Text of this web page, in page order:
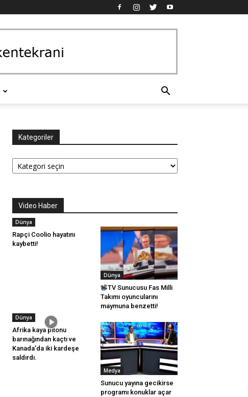
Kategoriler
Kategoriler
Video Haber
Dünya
Rapçi Coolio hayatını
kaybetti!
Dünya
TV Sunucusu Fas Milli
Takımı oyuncularını
maymuna benzetti!
Dünya
Afrika kaya pitonu
barınağından kaçtı ve
Kanada’da iki kardeşe
saldırdı.
Medya
Sunucu yayına gecikirse
programı konuklar açar